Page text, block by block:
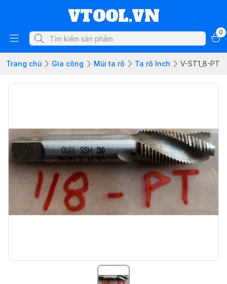
VTOOL.VN
0
Trang chủ Gia công Mũi ta rô Ta rô Inch V-ST1_8-PT